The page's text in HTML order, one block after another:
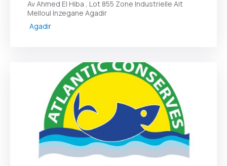
Av Ahmed El Hiba , Lot 855 Zone Industrielle Ait
Melloul Inzegane Agadir
Agadir